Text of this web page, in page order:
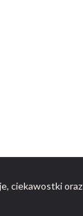
ciekawostki oraz